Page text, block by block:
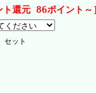
還元 86ポイント～]
セット